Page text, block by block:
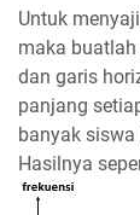
Untuk
maka
dan garis
panjang
banyak
Hasilnya